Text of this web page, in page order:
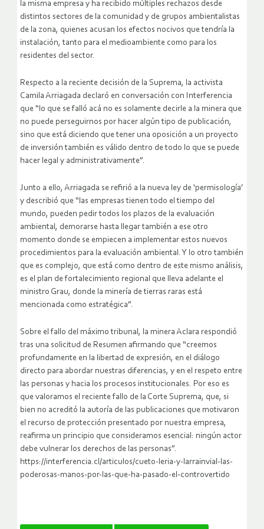
la misma empresa y ha recibido múltiples rechazos desde
distintos sectores de la comunidad y de grupos ambientalistas
de la zona, quienes acusan los efectos nocivos que tendría la
instalación, tanto para el medioambiente como para los
residentes del sector.
Respecto a la reciente decisión de la Suprema, la activista
Camila Arriagada declaró en conversación con Interferencia
que “lo que se falló acá no es solamente decirle a la minera que
no puede perseguirnos por hacer algún tipo de publicación,
sino que está diciendo que tener una oposición a un proyecto
de inversión también es válido dentro de todo lo que se puede
hacer legal y administrativamente”.
Junto a ello, Arriagada se refirió a la nueva ley de ‘permisología’
y describió que “las empresas tienen todo el tiempo del
mundo, pueden pedir todos los plazos de la evaluación
ambiental, demorarse hasta llegar también a ese otro
momento donde se empiecen a implementar estos nuevos
procedimientos para la evaluación ambiental. Y lo otro también
que es complejo, que está como dentro de este mismo análisis,
es el plan de fortalecimiento regional que lleva adelante el
ministro Grau, donde la minería de tierras raras está
mencionada como estratégica”.
Sobre el fallo del máximo tribunal, la minera Aclara respondió
tras una solicitud de Resumen afirmando que “creemos
profundamente en la libertad de expresión, en el diálogo
directo para abordar nuestras diferencias, y en el respeto entre
las personas y hacia los procesos institucionales. Por eso es
que valoramos el reciente fallo de la Corte Suprema, que, si
bien no acreditó la autoría de las publicaciones que motivaron
el recurso de protección presentado por nuestra empresa,
reafirma un principio que consideramos esencial: ningún actor
debe vulnerar los derechos de las personas”.
https://interferencia.cl/articulos/cueto-leria-y-larrainvial-las-
poderosas-manos-por-las-que-ha-pasado-el-controvertido